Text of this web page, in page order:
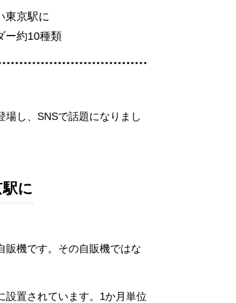
東京駅に
ー約10種類
し、SNSで話題になりまし
に
販機です。その自販機ではな
設置されています。1か月単位